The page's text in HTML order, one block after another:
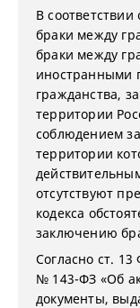
В
браки между
браки между
иностранными
гражданства,
территории
соблюдением
территории
отсутствуют
кодекса
заключению
Согласно ст. 13
№ 143-ФЗ «Об
документы,